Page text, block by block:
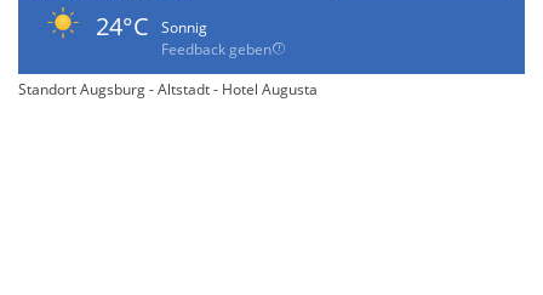
24°C
Sonnig
Feedback geben
Standort Augsburg - Altstadt - Hotel Augusta